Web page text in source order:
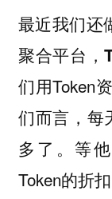
最近我们还
聚合平台，
们用Token
们而言，每
多了。等
Token的折扣